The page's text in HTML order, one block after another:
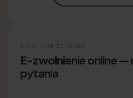
E-ZLA — JAK TO DZIAŁA
E-zwolnienie online —
pytania